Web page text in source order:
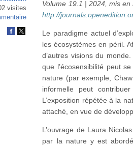
visites
Volume 19.1 | 2024, mis
http://
Le paradigme actuel
les écosystèmes en péril.
d’autres visions du
que l’écosensibilité peut
nature (par exemple,
informelle peut
L’exposition répétée à la
attaché, en vue de
L’ouvrage de Laura
par la nature y est